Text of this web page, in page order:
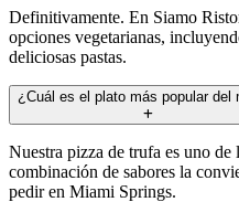
Definitivamente. En Siamo
opciones vegetarianas,
deliciosas pastas.
¿Cuál es el plato más popular del
Nuestra pizza de trufa es uno
combinación de sabores la
pedir en Miami Springs.